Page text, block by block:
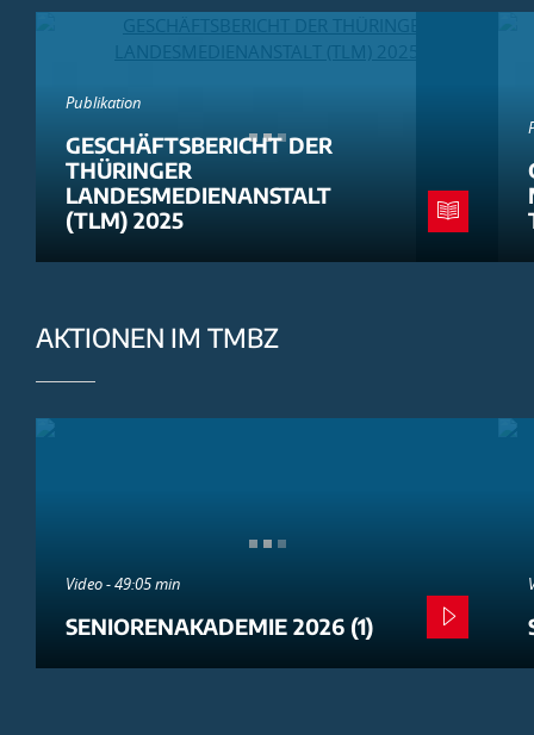
Publikation
GESCHÄFTSBERICHT DER
THÜRINGER
LANDESMEDIENANSTALT
(TLM) 2025
AKTIONEN IM TMBZ
Video - 49:05 min
SENIORENAKADEMIE 2026 (1)